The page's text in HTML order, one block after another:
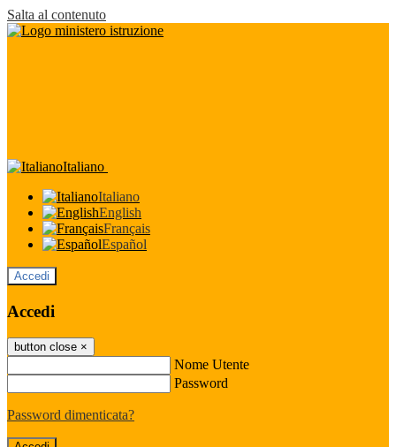
Salta al contenuto
Italiano
Italiano
English
Français
Español
Accedi
Accedi
button close ×
Nome Utente
Password
Password dimenticata?